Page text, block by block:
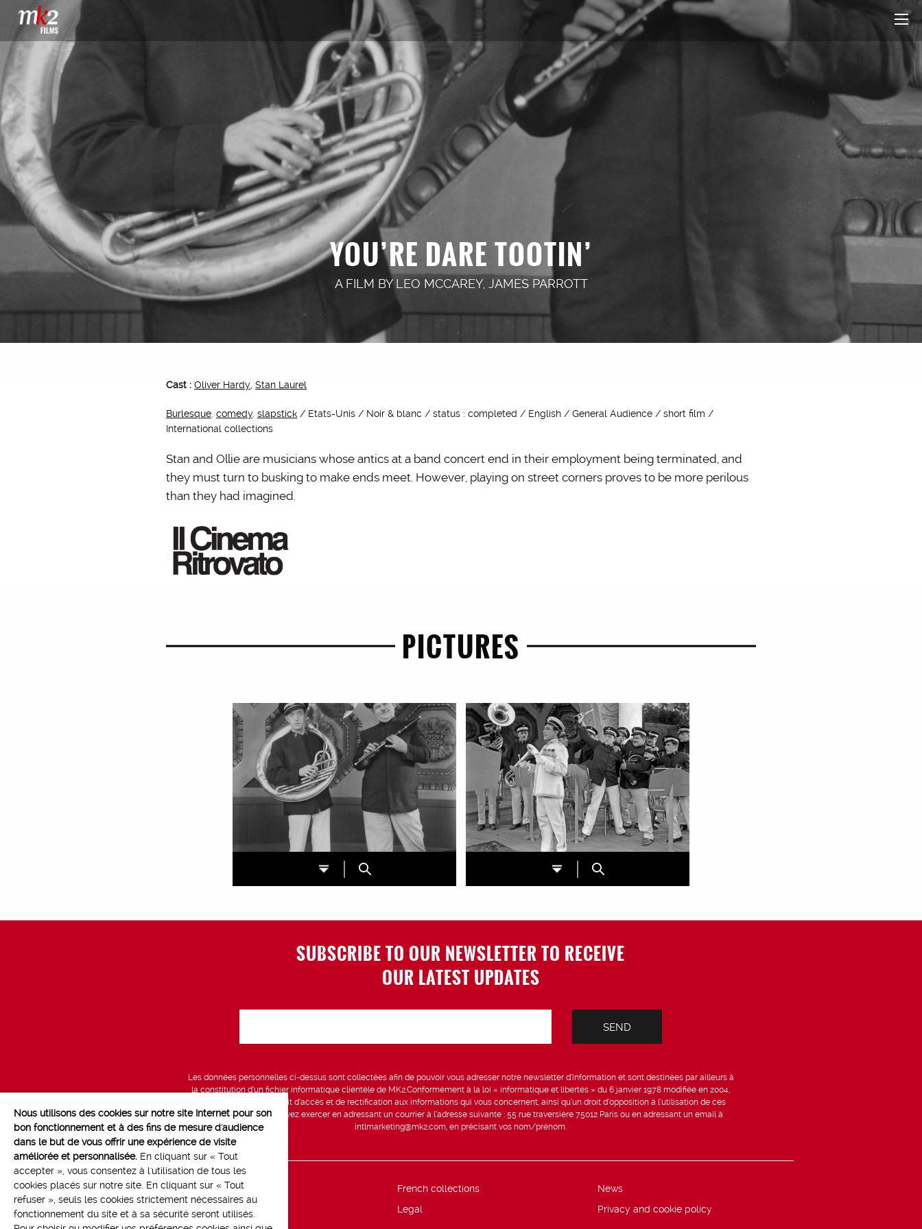
YOU’RE DARE TOOTIN’
A FILM BYLEO MCCAREY, JAMES PARROTT
Cast :Oliver Hardy ,Stan Laurel
Burlesque .comedy.slapstick / Etats-Unis / Noir & blanc / status : completed / English / General Audience / short film /
International collections
Stan and Ollie are musicians whose antics at a band concert end in their employment being terminated, and
they must turn to busking to make ends meet. However, playing on street corners proves to be more perilous
than they had imagined.
PICTURES
SUBSCRIBE TO OUR NEWSLETTER TO RECEIVE
OUR LATEST UPDATES
Les données personnelles ci-dessus sont collectées afin de pouvoir vous adresser notre newsletter d’information et sont destinées par ailleurs à
la constitution d’un fichier informatique clientèle de MK2.Conformément à la loi « informatique et libertés » du 6 janvier 1978 modifiée en 2004,
vous bénéficiez d’un droit d’accès et de rectification aux informations qui vous concernent, ainsi qu’un droit d’opposition à l’utilisation de ces
données, que vous pouvez exercer en adressant un courrier à l’adresse suivante : 55 rue traversière 75012 Paris ou en adressant un email à
intlmarketing@mk2.com, en précisant vos nom/prénom.
Line up French collections
News
Contact
Legal Privacy and cookie policy
Nous utilisons des cookies sur notre site Internet pour son
bon fonctionnement et à des fins de mesure d'audience
dans le but de vous offrir une expérience de visite
améliorée et personnalisée. En cliquant sur « Tout
accepter », vous consentez à l'utilisation de tous les
cookies placés sur notre site. En cliquant sur « Tout
refuser », seuls les cookies strictement nécessaires au
fonctionnement du site et à sa sécurité seront utilisés.